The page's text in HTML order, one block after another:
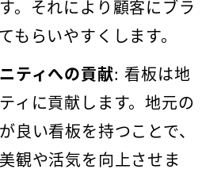
。それにより顧客にブラ
もらいやすくします。
ティへの貢献: 看板は地
ィに貢献します。地元の
良い看板を持つことで、
観や活気を向上させま